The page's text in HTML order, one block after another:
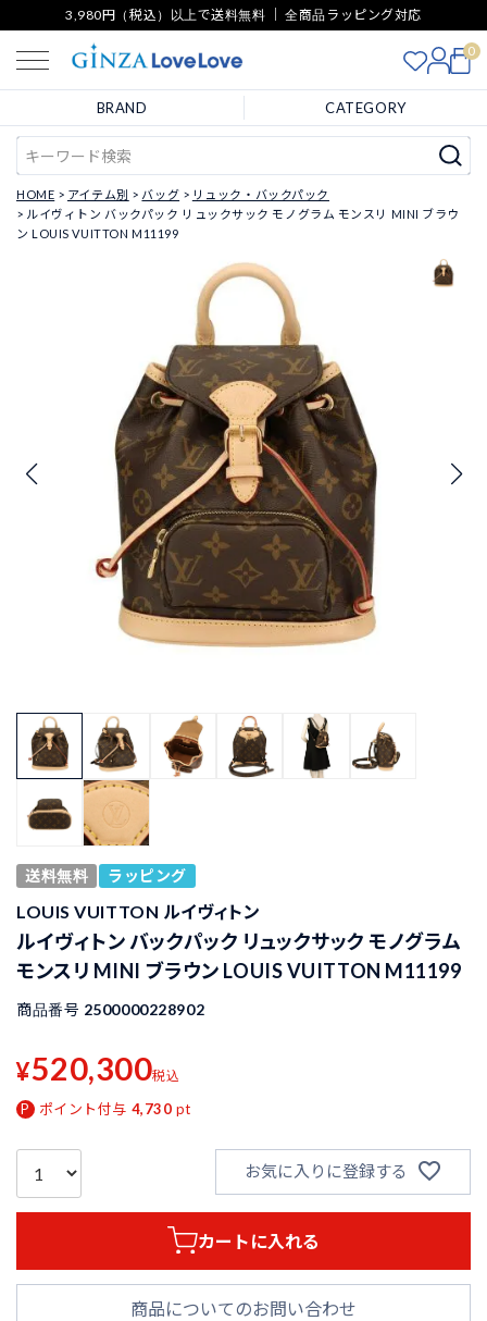
3,980円（税込）以上で送料無料 ｜ 全商品ラッピング対応
0
BRAND CATEGORY
HOME アイテム別 バッグ
リュック・バックパック
ルイヴィトン バックパック リュックサック モノグラム モンスリ MINI ブラウ
ン LOUIS VUITTON M11199
送料無料 ラッピング
LOUIS VUITTON ルイヴィトン
ルイヴィトン バックパック リュックサック モノグラム
モンスリ MINI ブラウン LOUIS VUITTON M11199
商品番号 2500000228902
¥520,300税込
ポイント付与 4,730 pt
お気に入りに登録する
カートに入れる
商品についてのお問い合わせ